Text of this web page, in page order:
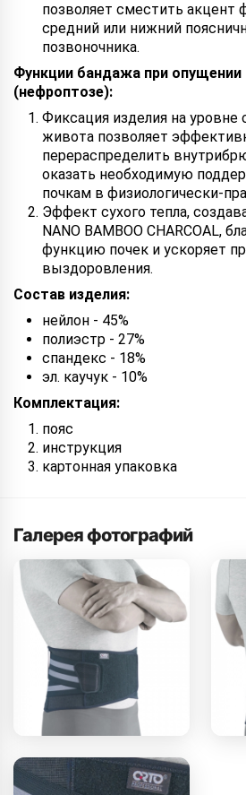
позволяет сместить акцент
средний или нижний
позвоночника.
Функции бандажа при опущении
(нефроптозе):
Фиксация изделия на уровне
живота позволяет
перераспределить
оказать необходимую
почкам в физиологически-
Эффект сухого тепла,
NANO BAMBOO CHARCOAL,
функцию почек и ускоряет
выздоровления.
Состав изделия:
нейлон - 45%
полиэстр - 27%
спандекс - 18%
эл. каучук - 10%
Комплектация:
пояс
инструкция
картонная упаковка
Галерея фотографий